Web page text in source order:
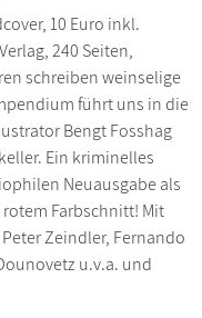
10 Euro inkl.
240 Seiten,
schreiben weinselige
führt uns in die
Bengt Fosshag
Ein kriminelles
Neuausgabe als
Farbschnitt! Mit
Zeindler, Fernando
u.v.a. und